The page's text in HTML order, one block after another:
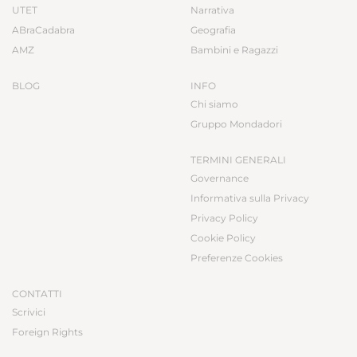
UTET
ABraCadabra
AMZ
BLOG
Narrativa
Geografia
Bambini e Ragazzi
INFO
Chi siamo
Gruppo Mondadori
TERMINI GENERALI
Governance
Informativa sulla Privacy
Privacy Policy
Cookie Policy
Preferenze Cookies
CONTATTI
Scrivici
Foreign Rights